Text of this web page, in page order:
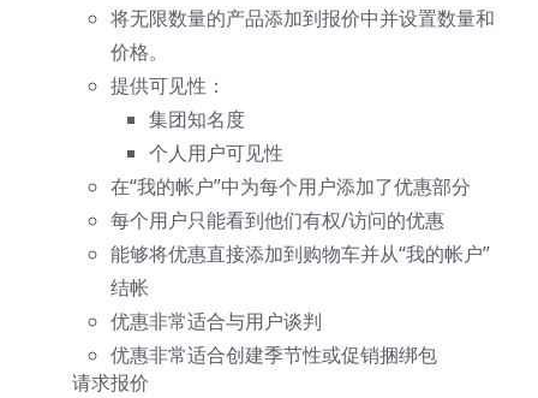
将无限数量的产品添加到报价中并设置数量和
价格。
提供可见性：
集团知名度
个人用户可见性
在“我的帐户”中为每个用户添加了优惠部分
每个用户只能看到他们有权/访问的优惠
能够将优惠直接添加到购物车并从“我的帐户”
结帐
优惠非常适合与用户谈判
优惠非常适合创建季节性或促销捆绑包
请求报价